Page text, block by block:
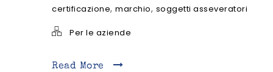
certificazione, marchio, soggetti asseveratori
Per le aziende
Read More